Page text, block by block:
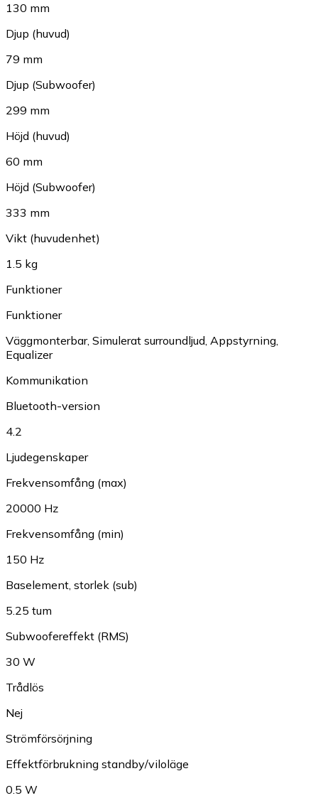
130 mm
Djup (huvud)
79 mm
Djup (Subwoofer)
299 mm
Höjd (huvud)
60 mm
Höjd (Subwoofer)
333 mm
Vikt (huvudenhet)
1.5 kg
Funktioner
Funktioner
Väggmonterbar, Simulerat surroundljud, Appstyrning,
Equalizer
Kommunikation
Bluetooth-version
4.2
Ljudegenskaper
Frekvensomfång (max)
20000 Hz
Frekvensomfång (min)
150 Hz
Baselement, storlek (sub)
5.25 tum
Subwoofereffekt (RMS)
30 W
Trådlös
Nej
Strömförsörjning
Effektförbrukning standby/viloläge
0.5 W